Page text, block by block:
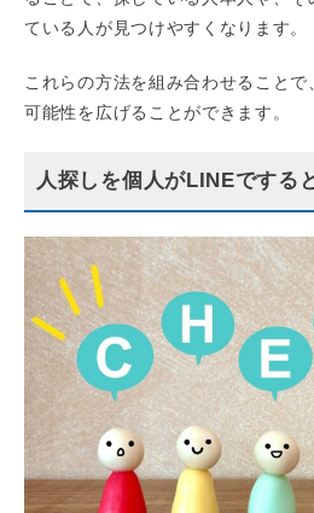
ている人が見つけやすくなります。
これらの方法を組み合わせること
可能性を広げることができます。
人探しを個人がLINEでする